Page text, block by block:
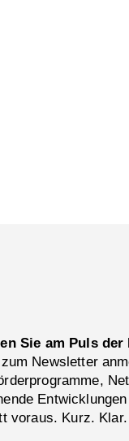
Sie am Puls
Newsletter
voraus. Kurz.